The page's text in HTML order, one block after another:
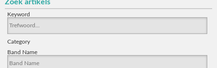
Zoek artikels
Keyword
Category
Band Name